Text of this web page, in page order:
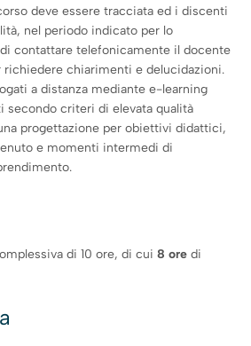
deve essere tracciata ed i discenti
nel periodo indicato per lo
contattare telefonicamente il docente
richiedere chiarimenti e delucidazioni.
a distanza mediante e-learning
secondo criteri di elevata qualità
progettazione per obiettivi didattici,
e momenti intermedi di
di 10 ore, di cui 8 ore di